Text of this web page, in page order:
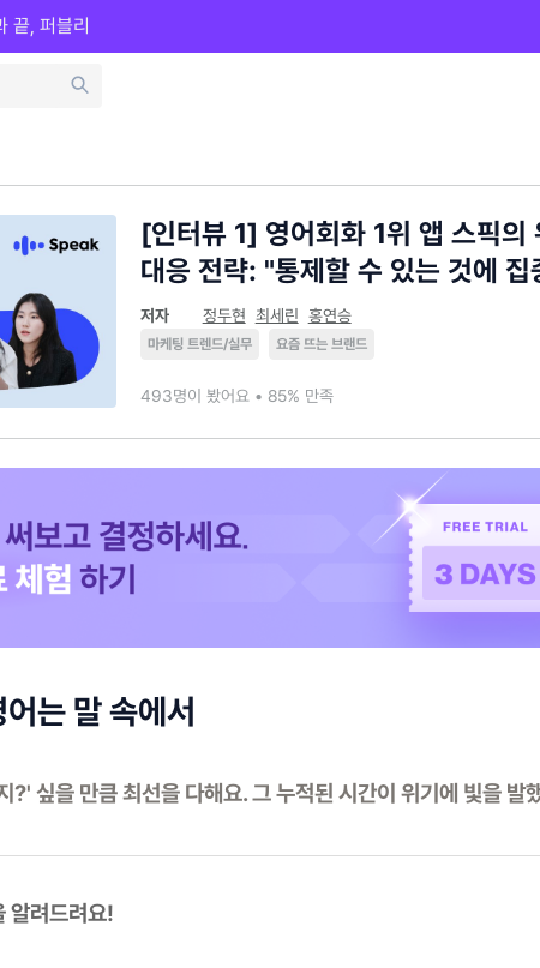
끝, 퍼블리
[인터뷰 1] 영어회화 1위 앱 스픽의
대응 전략: "통제할 수 있는 것에 집
저자 정두현 최세린 홍연승
마케팅 트렌드/실무 요즘 뜨는 브랜드
493명이 봤어요 • 85% 만족
는 말 속에서
?' 싶을 만큼 최선을 다해요. 그 누적된 시간이 위기에 빛을 발
알려드려요!